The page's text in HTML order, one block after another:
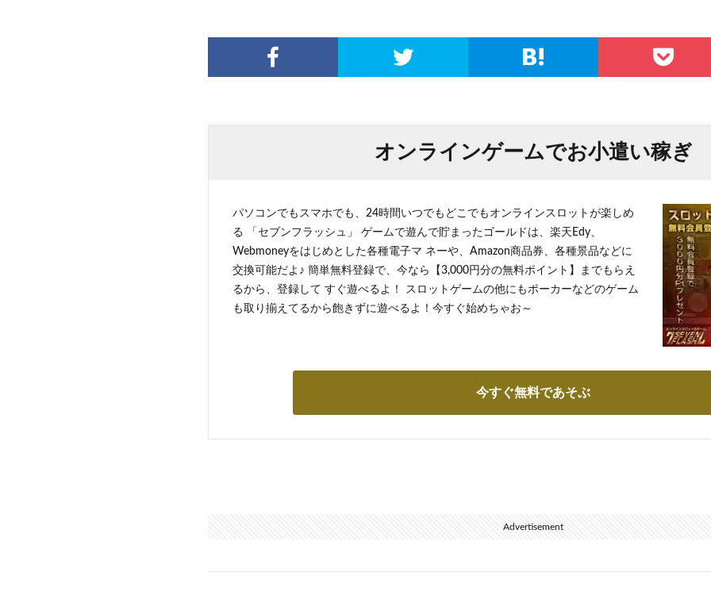
オンラインゲームでお小遣い稼ぎ
パソコンでもスマホでも、24時間いつでもどこでもオンラインスロットが楽しめ
る 「セブンフラッシュ」 ゲームで遊んで貯まったゴールドは、楽天Edy、
Webmoneyをはじめとした各種電子マ ネーや、Amazon商品券、各種景品などに
交換可能だよ♪ 簡単無料登録で、今なら【3,000円分の無料ポイント】までもらえ
るから、登録して すぐ遊べるよ！ スロットゲームの他にもポーカーなどのゲーム
も取り揃えてるから飽きずに遊べるよ！今すぐ始めちゃお～
今すぐ無料であそぶ
Advertisement